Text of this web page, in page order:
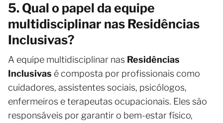
5. Qual o papel da equipe
multidisciplinar nas Residências
Inclusivas?
A equipe multidisciplinar nas Residências
Inclusivas é composta por profissionais como
cuidadores, assistentes sociais, psicólogos,
enfermeiros e terapeutas ocupacionais. Eles são
responsáveis por garantir o bem-estar físico,